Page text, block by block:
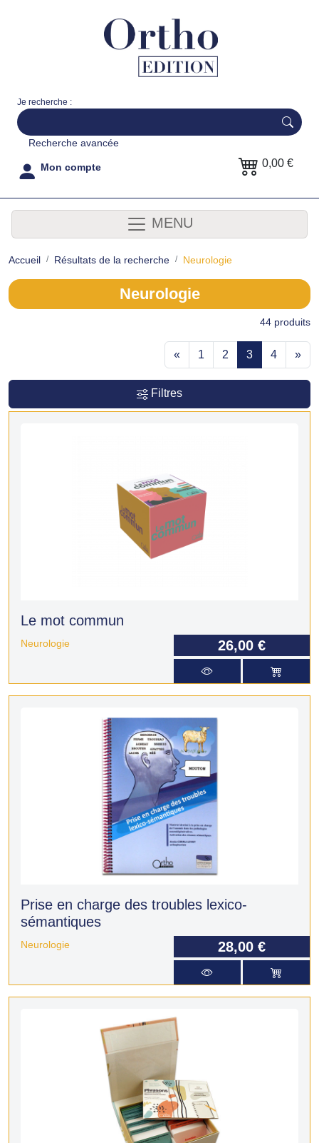
Je recherche :
Recherche avancée
Mon compte 0,00 €
MENU
Accueil Résultats de la recherche Neurologie
Neurologie
44 produits
« 1 2 3 4 »
Filtres
Le mot commun
Neurologie 26,00 €
Prise en charge des troubles lexico-
sémantiques
Neurologie 28,00 €